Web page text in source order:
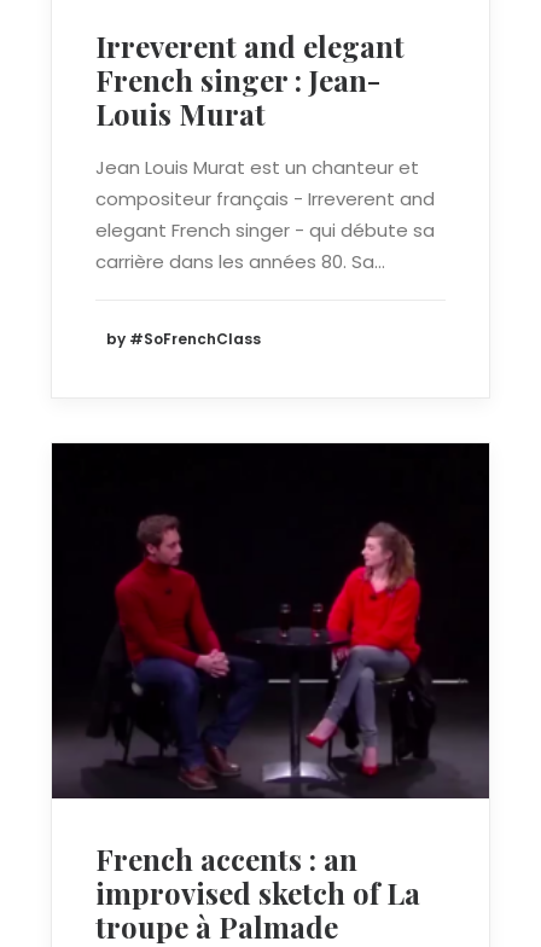
Irreverent and elegant
French singer : Jean-
Louis Murat
Jean Louis Murat est un chanteur et
compositeur français - Irreverent and
elegant French singer - qui débute sa
carrière dans les années 80. Sa…
by #SoFrenchClass
French accents : an
improvised sketch of La
troupe à Palmade